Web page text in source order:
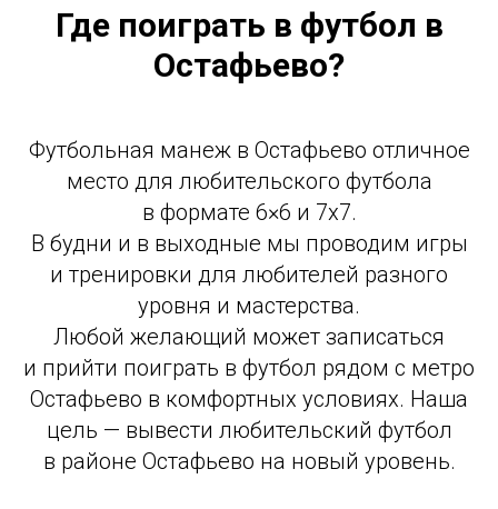
Где поиграть в футбол в
Остафьево?
Футбольная манеж в Остафьево отличное
место для любительского футбола
в формате 6×6 и 7х7.
В будни и в выходные мы проводим игры
и тренировки для любителей разного
уровня и мастерства.
Любой желающий может записаться
и прийти поиграть в футбол рядом с метро
Остафьево в комфортных условиях. Наша
цель — вывести любительский футбол
в районе Остафьево на новый уровень.